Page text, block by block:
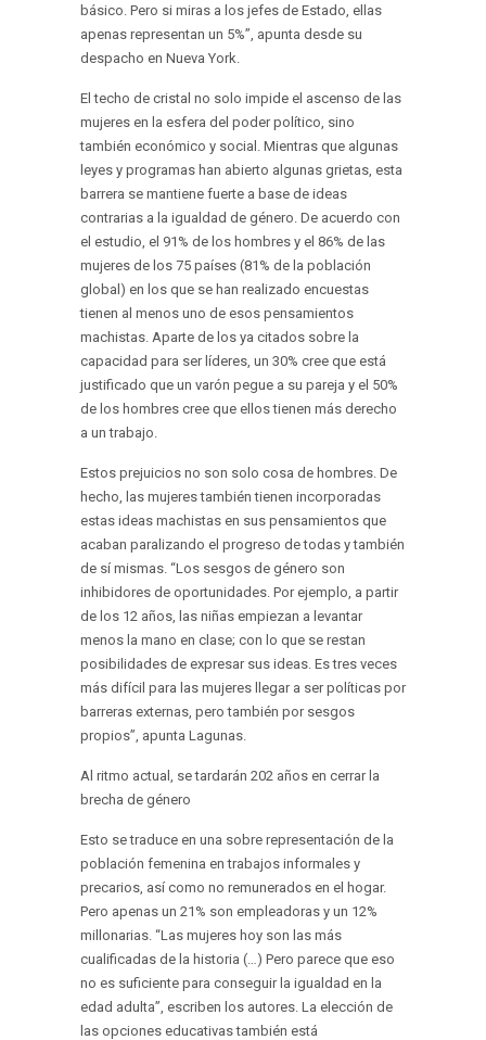
básico. Pero si miras a los jefes de Estado, ellas
apenas representan un 5%”, apunta desde su
despacho en Nueva York.
El techo de cristal no solo impide el ascenso de las
mujeres en la esfera del poder político, sino
también económico y social. Mientras que algunas
leyes y programas han abierto algunas grietas, esta
barrera se mantiene fuerte a base de ideas
contrarias a la igualdad de género. De acuerdo con
el estudio, el 91% de los hombres y el 86% de las
mujeres de los 75 países (81% de la población
global) en los que se han realizado encuestas
tienen al menos uno de esos pensamientos
machistas. Aparte de los ya citados sobre la
capacidad para ser líderes, un 30% cree que está
justificado que un varón pegue a su pareja y el 50%
de los hombres cree que ellos tienen más derecho
a un trabajo.
Estos prejuicios no son solo cosa de hombres. De
hecho, las mujeres también tienen incorporadas
estas ideas machistas en sus pensamientos que
acaban paralizando el progreso de todas y también
de sí mismas. “Los sesgos de género son
inhibidores de oportunidades. Por ejemplo, a partir
de los 12 años, las niñas empiezan a levantar
menos la mano en clase; con lo que se restan
posibilidades de expresar sus ideas. Es tres veces
más difícil para las mujeres llegar a ser políticas por
barreras externas, pero también por sesgos
propios”, apunta Lagunas.
Al ritmo actual, se tardarán 202 años en cerrar la
brecha de género
Esto se traduce en una sobre representación de la
población femenina en trabajos informales y
precarios, así como no remunerados en el hogar.
Pero apenas un 21% son empleadoras y un 12%
millonarias. “Las mujeres hoy son las más
cualificadas de la historia (…) Pero parece que eso
no es suficiente para conseguir la igualdad en la
edad adulta”, escriben los autores. La elección de
las opciones educativas también está